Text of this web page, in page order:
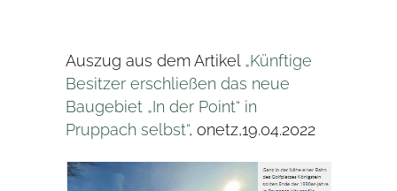
Auszug aus dem Artikel „Künftige
Besitzer erschließen das neue
Baugebiet „In der Point“ in
Pruppach selbst“, onetz,19.04.2022